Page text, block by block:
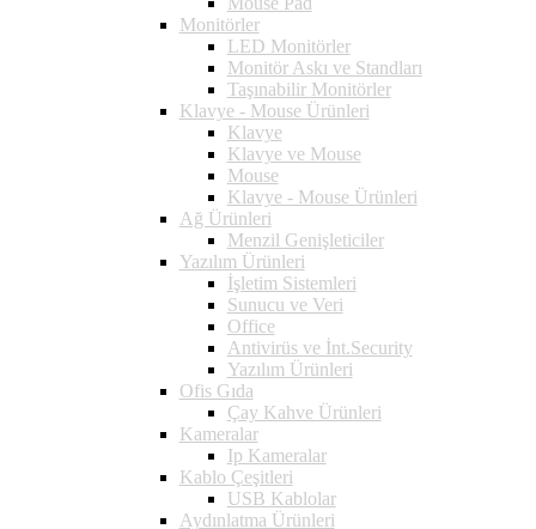
Monitörler
LED Monitörler
Monitör Askı ve Standları
Taşınabilir Monitörler
Klavye - Mouse Ürünleri
Klavye
Klavye ve Mouse
Mouse
Klavye - Mouse Ürünleri
Ağ Ürünleri
Menzil Genişleticiler
Yazılım Ürünleri
İşletim Sistemleri
Sunucu ve Veri
Office
Antivirüs ve İnt.Security
Yazılım Ürünleri
Ofis Gıda
Çay Kahve Ürünleri
Kameralar
Ip Kameralar
Kablo Çeşitleri
USB Kablolar
Aydınlatma Ürünleri